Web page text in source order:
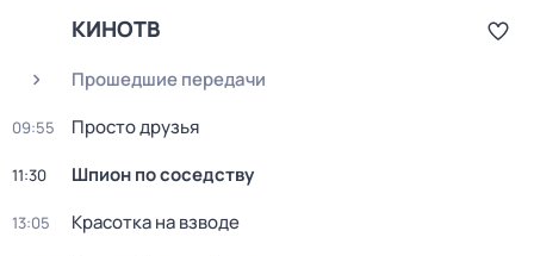
КИНОТВ
Прошедшие передачи
09:55 Просто друзья
11:30 Шпион по соседству
13:05 Красотка на взводе